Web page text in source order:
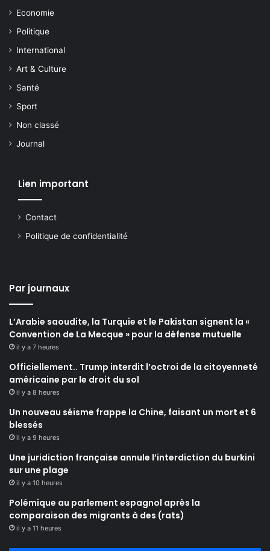
Economie
Politique
International
Art & Culture
Santé
Sport
Non classé
Journal
Lien important
Contact
Politique de confidentialité
Par journaux
L’Arabie saoudite, la Turquie et le Pakistan signent la «
Convention de La Mecque » pour la défense mutuelle
il y a 7 heures
Officiellement.. Trump interdit l’octroi de la citoyenneté
américaine par le droit du sol
il y a 8 heures
Un nouveau séisme frappe la Chine, faisant un mort et 6
blessés
il y a 9 heures
Une juridiction française annule l’interdiction du burkini
sur une plage
il y a 10 heures
Polémique au parlement espagnol après la
comparaison des migrants à des (rats)
il y a 11 heures